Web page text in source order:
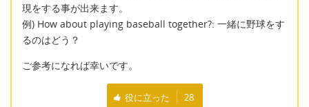
現をする事が出来ます。
例) How about playing baseball together?: 一緒に野球をす
るのはどう？
ご参考になれば幸いです。
役に立った 28